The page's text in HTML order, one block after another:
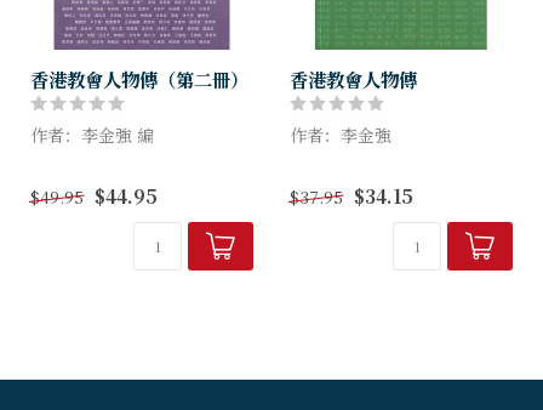
香港教會人物傳（第二冊）
作者：李金強 編
冊）記錄香港教會歷代教牧同
工及傑出信徒的佳美腳蹤，藉
此追溯先賢行傳，見證上主宏
$49.95 $44.95
香港教會人物傳
作者：李金強
別出版《香港教會人物傳》一
書，由李金強博士主編。透過
口述訪談、或搜集文獻，記錄
一百位香港有史以來之基督教
$37.95 $34.15